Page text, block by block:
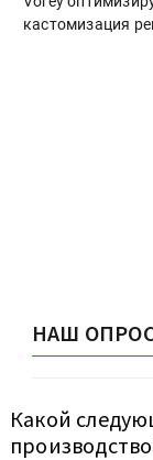
кастомизация
НАШ
Какой